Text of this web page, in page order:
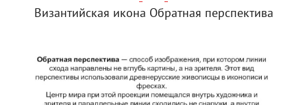
Византийская икона Обратная перспектива